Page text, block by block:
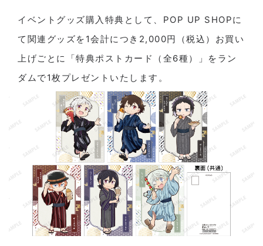
イベントグッズ購入特典として、POP UP SHOPに
て関連グッズを1会計につき2,000円（税込）お買い
上げごとに「特典ポストカード（全6種）」をラン
ダムで1枚プレゼントいたします。